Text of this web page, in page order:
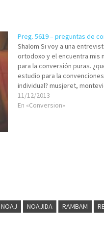
Preg. 5619 – preguntas de
Shalom Si voy a una
ortodoxo y el encuentra mis
para la conversión puras.
estudio para la
individual? musjeret,
Shalom. Su pregunta queda a
respondida aquí debajo, en
11/12/2013
En «Conversion»
NOAJ NOAJIDA RAMBAM